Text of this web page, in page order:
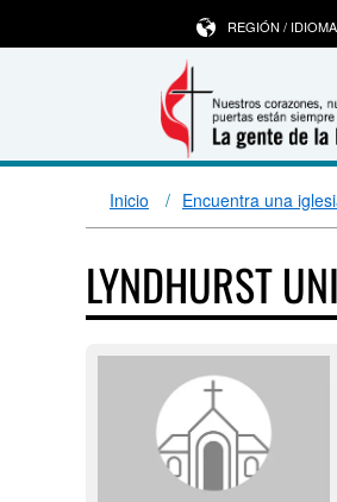
REGIÓN /
Inicio Encuentra una
LYNDHURST